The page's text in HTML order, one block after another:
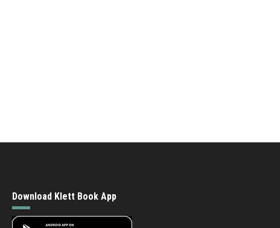
Download Klett Book App